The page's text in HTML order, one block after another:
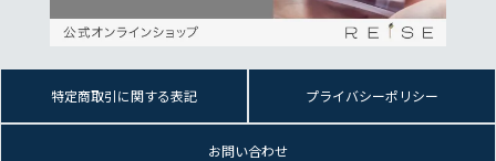
特定商取引に関する表記 プライバシーポリシー
お問い合わせ